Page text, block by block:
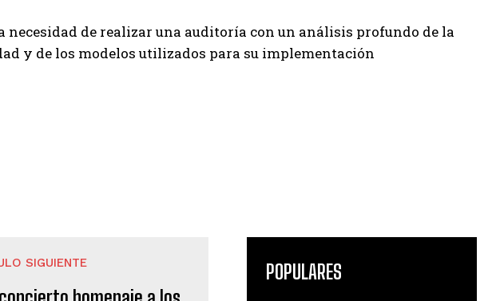
necesidad de realizar una auditoría con un análisis profundo de la
y de los modelos utilizados para su implementación
SIGUIENTE POPULARES